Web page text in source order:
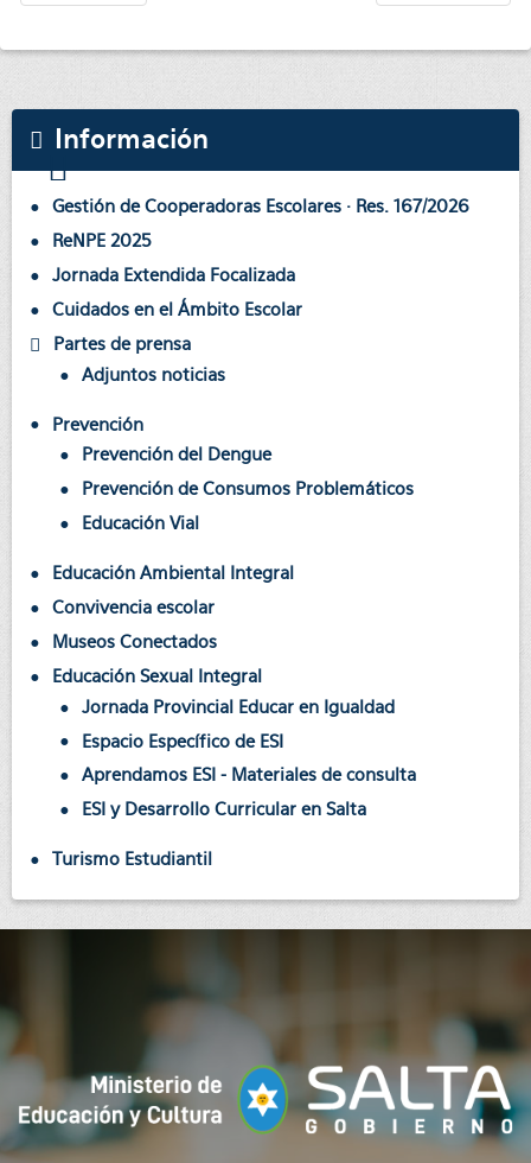
Información
Gestión de Cooperadoras Escolares · Res. 167/2026
ReNPE 2025
Jornada Extendida Focalizada
Cuidados en el Ámbito Escolar
Partes de prensa
Adjuntos noticias
Prevención
Prevención del Dengue
Prevención de Consumos Problemáticos
Educación Vial
Educación Ambiental Integral
Convivencia escolar
Museos Conectados
Educación Sexual Integral
Jornada Provincial Educar en Igualdad
Espacio Específico de ESI
Aprendamos ESI - Materiales de consulta
ESI y Desarrollo Curricular en Salta
Turismo Estudiantil